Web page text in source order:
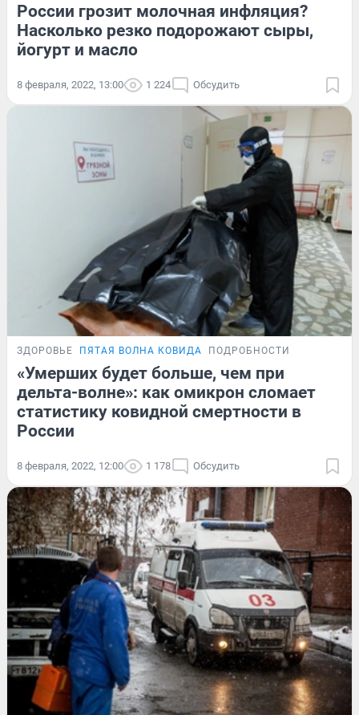
России грозит молочная инфляция?
Насколько резко подорожают сыры,
йогурт и масло
8 февраля, 2022, 13:00 1 224 Обсудить
ЗДОРОВЬЕ ПЯТАЯ ВОЛНА КОВИДА ПОДРОБНОСТИ
«Умерших будет больше, чем при
дельта-волне»: как омикрон сломает
статистику ковидной смертности в
России
8 февраля, 2022, 12:00 1 178 Обсудить